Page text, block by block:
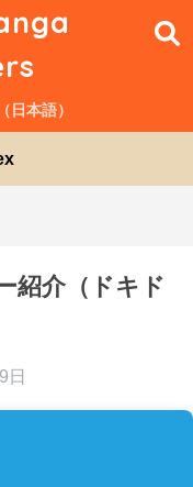
（日本語）
紹介（ドキド
日